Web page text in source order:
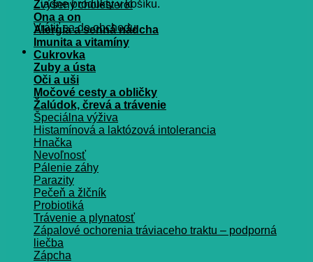
Žiadne produkty v košíku.
Vrátiť sa do obchodu
Zvýšený cholesterol
Ona a on
Alergia a senná nádcha
Imunita a vitamíny
Cukrovka
Zuby a ústa
Oči a uši
Močové cesty a obličky
Žalúdok, črevá a trávenie
Špeciálna výživa
Histamínová a laktózová intolerancia
Hnačka
Nevoľnosť
Pálenie záhy
Parazity
Pečeň a žlčník
Probiotiká
Trávenie a plynatosť
Zápalové ochorenia tráviaceho traktu – podporná
liečba
Zápcha